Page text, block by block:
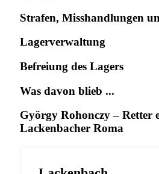
Strafen, Misshandlungen
Lagerverwaltung
Befreiung des Lagers
Was davon blieb ...
György Rohonczy – Retter
Lackenbacher Roma